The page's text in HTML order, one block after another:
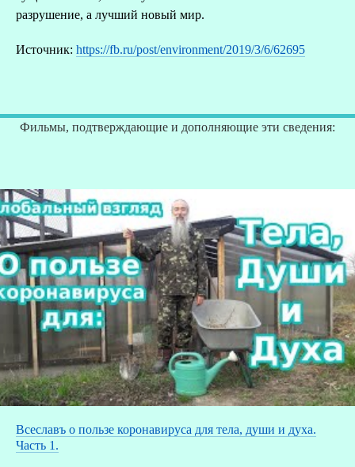
разрушение, а лучший новый мир.
Источник: https://fb.ru/post/environment/2019/3/6/62695
Фильмы, подтверждающие и дополняющие эти сведения:
Всеславъ о пользе коронавируса для тела, души и духа.
Часть 1.